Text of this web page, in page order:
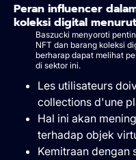
Peran influencer
koleksi digital
Baszucki menyoroti
NFT dan barang koleksi
berharap dapat melihat
di sektor ini.
Les utilisateurs
collections d'une
Hal ini akan
terhadap objek
Kemitraan dengan